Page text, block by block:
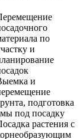
по
и
и
подготовка
под посадку
растения с